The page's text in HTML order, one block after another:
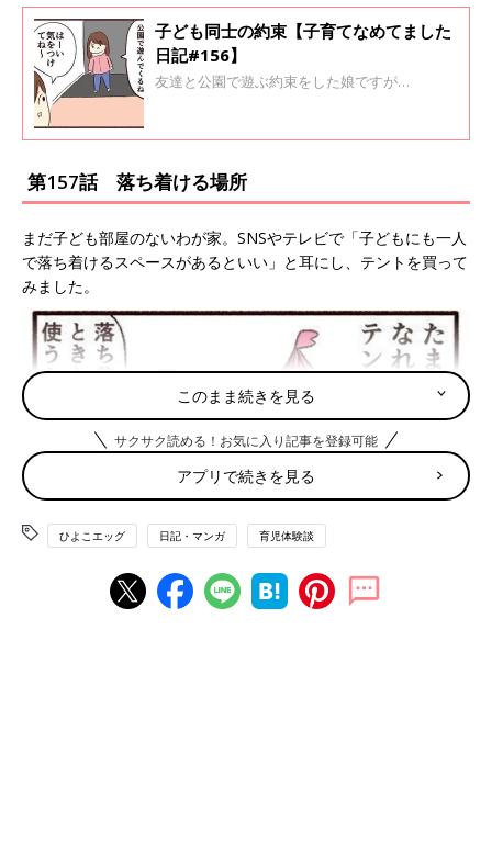
子ども同士の約束【子育てなめてました
日記#156】
友達と公園で遊ぶ約束をした娘ですが…
第157話 落ち着ける場所
まだ子ども部屋のないわが家。SNSやテレビで「子どもにも一人
で落ち着けるスペースがあるといい」と耳にし、テントを買って
みました。
このまま続きを見る
サクサク読める！お気に入り記事を登録可能
アプリで続きを見る
ひよこエッグ 日記・マンガ 育児体験談